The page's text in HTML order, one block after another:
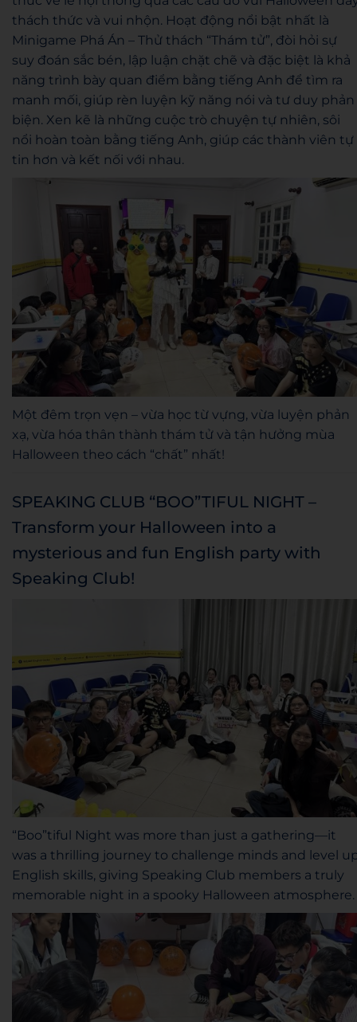
thách thức và vui nhộn. Hoạt động nổi bật nhất là
Minigame Phá Án – Thử thách “Thám tử”, đòi hỏi sự
suy đoán sắc bén, lập luận chặt chẽ và đặc biệt là khả
năng trình bày quan điểm bằng tiếng Anh để tìm ra
manh mối, giúp rèn luyện kỹ năng nói và tư duy phản
biện. Xen kẽ là những cuộc trò chuyện tự nhiên, sôi
nổi hoàn toàn bằng tiếng Anh, giúp các thành viên tự
tin hơn và kết nối với nhau.
Một đêm trọn vẹn – vừa học từ vựng, vừa luyện phản
xạ, vừa hóa thân thành thám tử và tận hưởng mùa
Halloween theo cách “chất” nhất!
SPEAKING CLUB “BOO”TIFUL NIGHT –
Transform your Halloween into a
mysterious and fun English party with
Speaking Club!
“Boo”tiful Night was more than just a gathering—it
was a thrilling journey to challenge minds and level
English skills, giving Speaking Club members a truly
memorable night in a spooky Halloween atmosphere.